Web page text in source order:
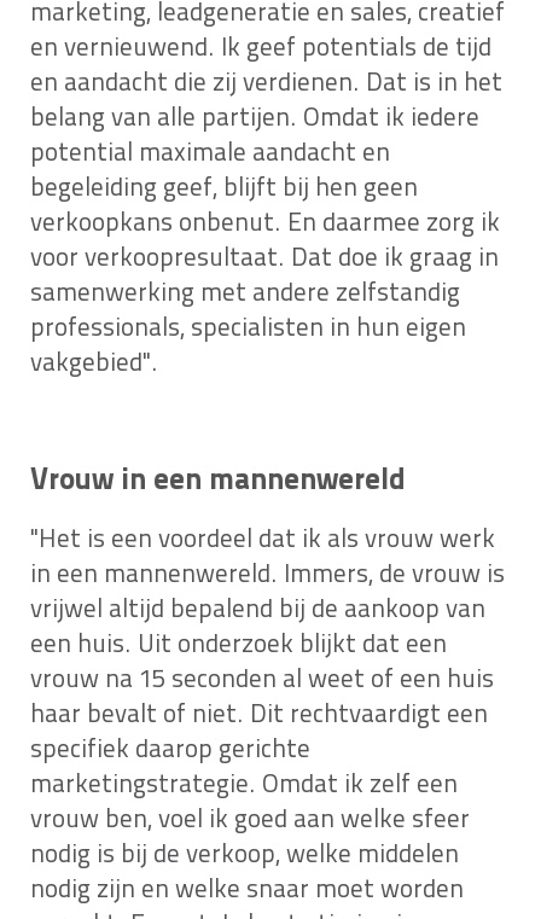
marketing, leadgeneratie en sales, creatief
en vernieuwend. Ik geef potentials de tijd
en aandacht die zij verdienen. Dat is in het
belang van alle partijen. Omdat ik iedere
potential maximale aandacht en
begeleiding geef, blijft bij hen geen
verkoopkans onbenut. En daarmee zorg ik
voor verkoopresultaat. Dat doe ik graag in
samenwerking met andere zelfstandig
professionals, specialisten in hun eigen
vakgebied".
Vrouw in een mannenwereld
"Het is een voordeel dat ik als vrouw werk
in een mannenwereld. Immers, de vrouw is
vrijwel altijd bepalend bij de aankoop van
een huis. Uit onderzoek blijkt dat een
vrouw na 15 seconden al weet of een huis
haar bevalt of niet. Dit rechtvaardigt een
specifiek daarop gerichte
marketingstrategie. Omdat ik zelf een
vrouw ben, voel ik goed aan welke sfeer
nodig is bij de verkoop, welke middelen
nodig zijn en welke snaar moet worden